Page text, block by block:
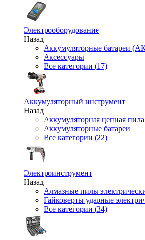
Электрооборудование
Назад
Аккумуляторные батареи
Аксессуары
Все категории (17)
Аккумуляторный инструмент
Назад
Аккумуляторная цепная пила
Аккумуляторные батареи
Все категории (22)
Электроинструмент
Назад
Алмазные пилы
Гайковерты ударные
Все категории (34)